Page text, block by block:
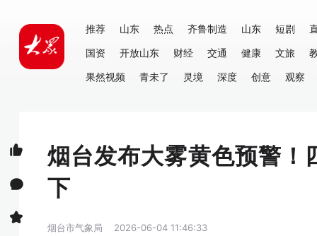
推荐 山东 热点 齐鲁制造 山东 短剧
国资
开放山东 财经 交通 健康 文旅
果然视频
青未了 灵境 深度 创意 观察
烟台发布大雾黄色预警
下
烟台市气象局 2026-06-04 11:46:33